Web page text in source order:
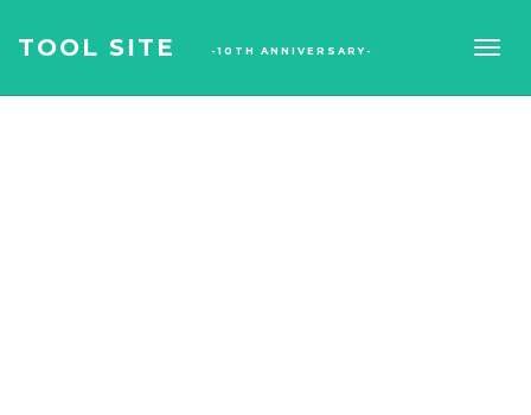
TOOL SITE -10TH ANNIVERSARY-